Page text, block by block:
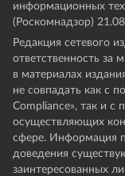
информационных
(Роскомнадзор)
Редакция сетевого
ответственность за
в материалах
не совпадать как с
Compliance», так и с
осуществляющих
сфере. Информация
доведения
заинтересованных